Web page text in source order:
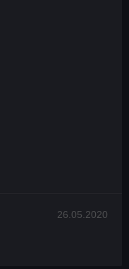
26.05.2020